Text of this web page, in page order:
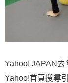
Yahoo! JAPAN去
Yahoo!首頁搜尋